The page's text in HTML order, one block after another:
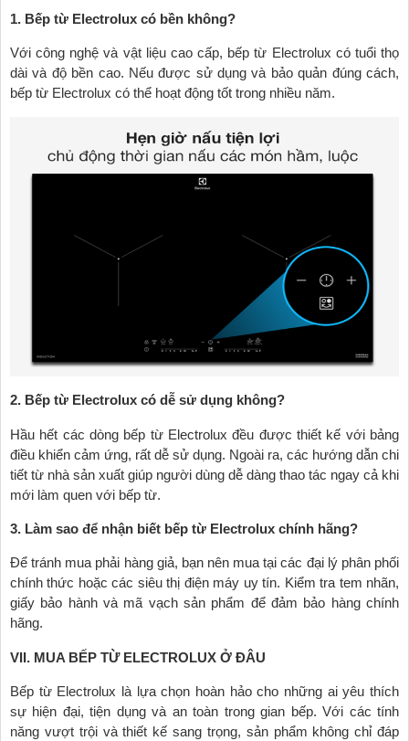
1. Bếp từ Electrolux có bền không?
Với công nghệ và vật liệu cao cấp, bếp từ Electrolux có tuổi thọ
dài và độ bền cao. Nếu được sử dụng và bảo quản đúng cách,
bếp từ Electrolux có thể hoạt động tốt trong nhiều năm.
2. Bếp từ Electrolux có dễ sử dụng không?
Hầu hết các dòng bếp từ Electrolux đều được thiết kế với bảng
điều khiển cảm ứng, rất dễ sử dụng. Ngoài ra, các hướng dẫn chi
tiết từ nhà sản xuất giúp người dùng dễ dàng thao tác ngay cả khi
mới làm quen với bếp từ.
3. Làm sao để nhận biết bếp từ Electrolux chính hãng?
Để tránh mua phải hàng giả, bạn nên mua tại các đại lý phân phối
chính thức hoặc các siêu thị điện máy uy tín. Kiểm tra tem nhãn,
giấy bảo hành và mã vạch sản phẩm để đảm bảo hàng chính
hãng.
VII. MUA BẾP TỪ ELECTROLUX Ở ĐÂU
Bếp từ Electrolux là lựa chọn hoàn hảo cho những ai yêu thích
sự hiện đại, tiện dụng và an toàn trong gian bếp. Với các tính
năng vượt trội và thiết kế sang trọng, sản phẩm không chỉ đáp